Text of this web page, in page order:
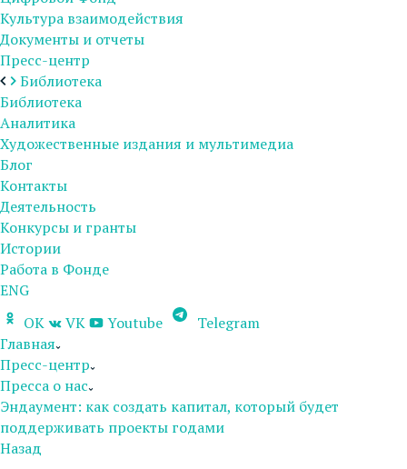
Культура взаимодействия
Документы и отчеты
Пресс-центр
Библиотека
Библиотека
Аналитика
Художественные издания и мультимедиа
Блог
Контакты
Деятельность
Конкурсы и гранты
Истории
Работа в Фонде
ENG
OK
VK Youtube
Telegram
Главная
Пресс-центр
Пресса о нас
Эндаумент: как создать капитал, который будет
поддерживать проекты годами
Назад